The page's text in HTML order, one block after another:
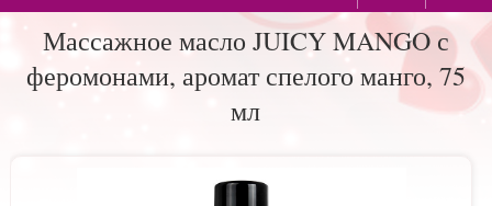
Массажное масло JUICY MANGO с
феромонами, аромат спелого манго, 75
мл